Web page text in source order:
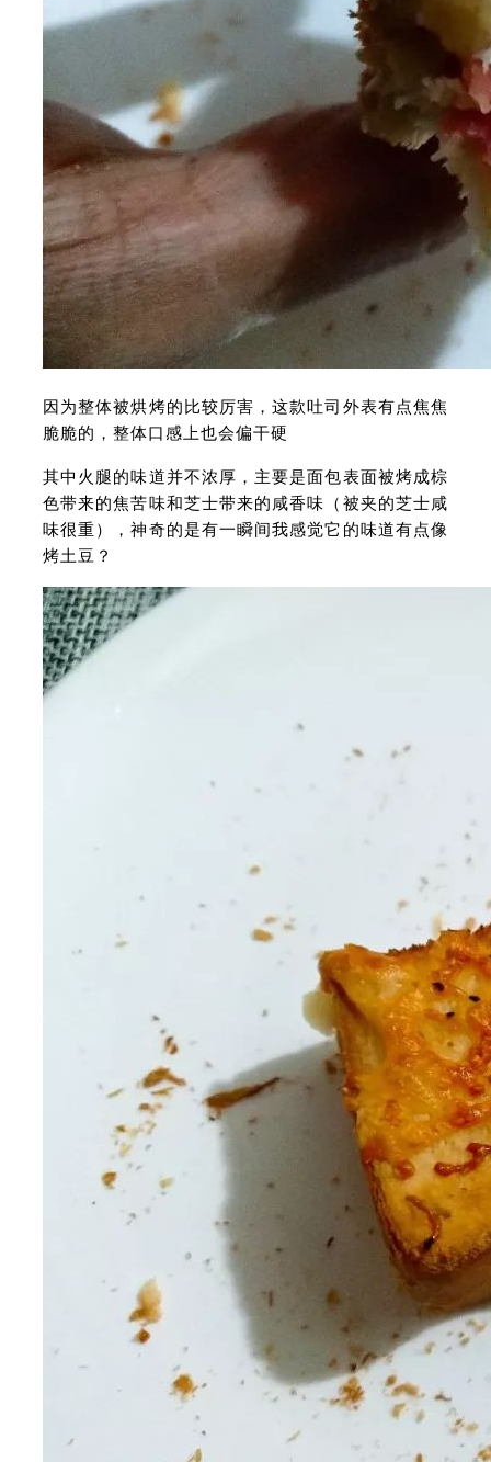
因为整体被烘烤的比较厉害，这款吐司外表有点焦焦
脆脆的，整体口感上也会偏干硬
其中火腿的味道并不浓厚，主要是面包表面被烤成棕
色带来的焦苦味和芝士带来的咸香味（被夹的芝士咸
味很重），神奇的是有一瞬间我感觉它的味道有点像
烤土豆？